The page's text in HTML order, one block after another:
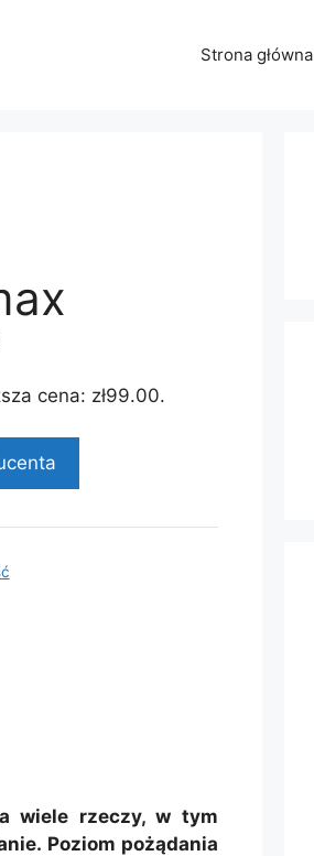
Strona główna
Aktualna
wynosi:
cena: zł99.00.
wiele rzeczy, w tym
Poziom pożądania